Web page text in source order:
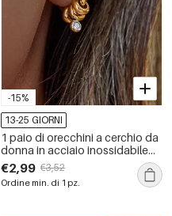
-15%
13-25 GIORNI
1 paio di orecchini a cerchio da
donna in acciaio inossidabile
color oro, impermeabili, semplici
e circolari
€2,99 €3,52
Ordine min. di 1 pz.